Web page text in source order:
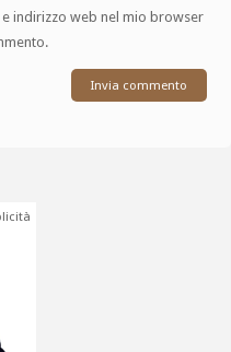
indirizzo web nel mio browser